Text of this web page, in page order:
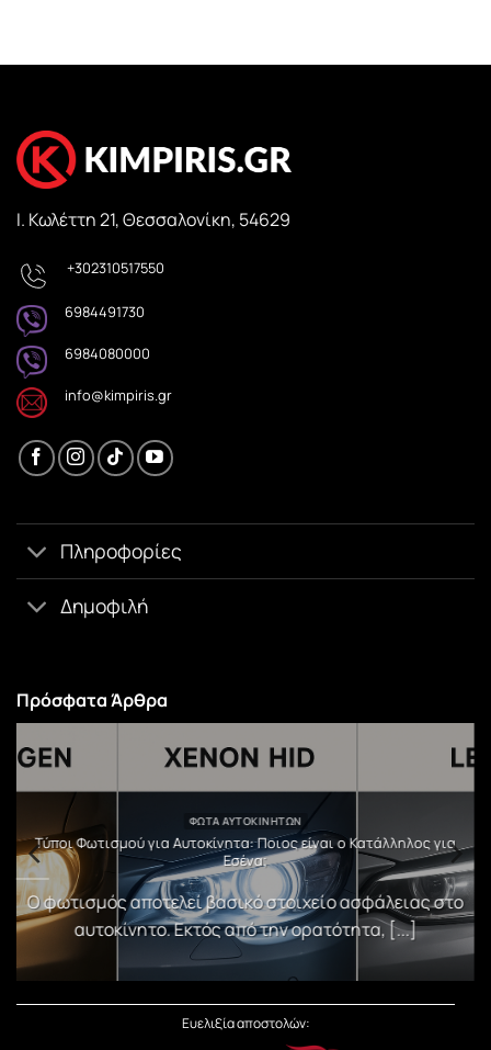
Ι. Κωλέττη 21, Θεσσαλονίκη, 54629
+302310517550
6984491730
6984080000
info@kimpiris.gr
Πληροφορίες
Δημοφιλή
Πρόσφατα Άρθρα
ΦΏΤΑ ΑΥΤΟΚΙΝΉΤΩΝ
Τύποι Φωτισμού για Αυτοκίνητα: Ποιος είναι ο Κατάλληλος για
Εσένα;
Ο φωτισμός αποτελεί βασικό στοιχείο ασφάλειας στο
αυτοκίνητο. Εκτός από την ορατότητα, [...]
Ευελιξία αποστολών: